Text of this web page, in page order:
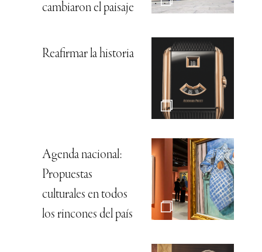
cambiaron el paisaje
Reafirmar la historia
Agenda nacional:
Propuestas
culturales en todos
los rincones del país